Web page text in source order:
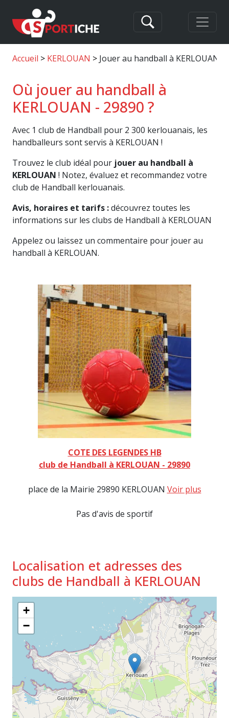
Accueil KERLOUAN Jouer au handball à KERLOUAN
Où jouer au handball à
KERLOUAN - 29890 ?
Avec 1 club de Handball pour 2 300 kerlouanais, les
handballeurs sont servis à KERLOUAN !
Trouvez le club idéal pour jouer au handball à
KERLOUAN ! Notez, évaluez et recommandez votre
club de Handball kerlouanais.
Avis, horaires et tarifs :découvrez toutes les
informations sur les clubs de Handball à KERLOUAN
Appelez ou laissez un commentaire pour jouer au
handball à KERLOUAN.
COTE DES LEGENDES HB
club de Handball à KERLOUAN - 29890
place de la Mairie 29890 KERLOUAN Voir plus
Pas d'avis de sportif
Localisation et adresses des
clubs de Handball à KERLOUAN
+
−